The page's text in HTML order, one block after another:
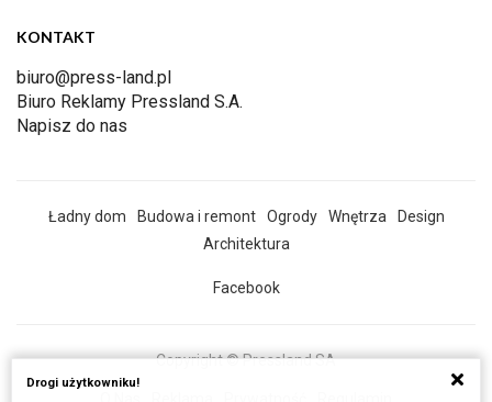
KONTAKT
biuro@press-land.pl
Biuro Reklamy Pressland S.A.
Napisz do nas
Ładny dom Budowa i remont Ogrody Wnętrza
Design
Architektura
Facebook
Copyright © Pressland SA
Drogi użytkowniku!